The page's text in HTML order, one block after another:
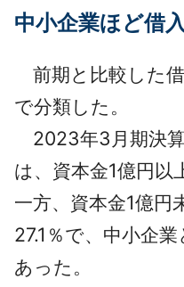
中小企業ほど借
前期と比較した
で分類した。
2023年3月期決
は、資本金1億円以
一方、資本金1億円
27.1％で、中小企
あった。